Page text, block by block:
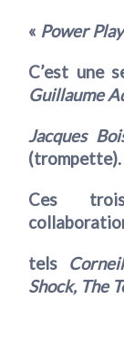
« Power Play
C’est une
Guillaume
Jacques
(trompette).
Ces
tels
Shock, The